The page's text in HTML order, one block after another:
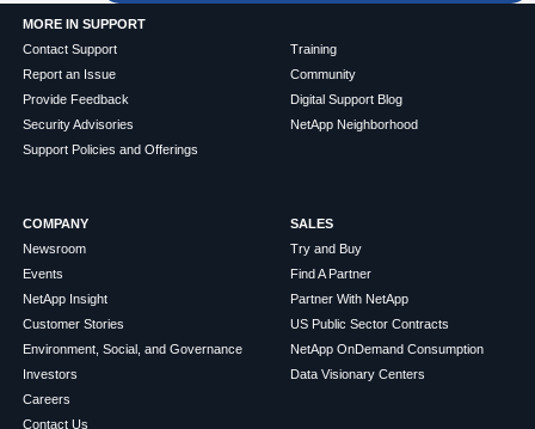
MORE IN SUPPORT
Contact Support
Report an Issue
Provide Feedback
Security Advisories
Support Policies and Offerings
Training
Community
Digital Support Blog
NetApp Neighborhood
COMPANY
Newsroom
Events
NetApp Insight
Customer Stories
Environment, Social, and Governance
Investors
Careers
Contact Us
SALES
Try and Buy
Find A Partner
Partner With NetApp
US Public Sector Contracts
NetApp OnDemand Consumption
Data Visionary Centers